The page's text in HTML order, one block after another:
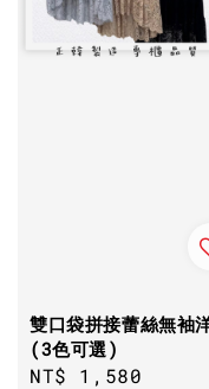
雙口袋拼接蕾絲無袖
(3色可選)
Regular
NT$ 1,580